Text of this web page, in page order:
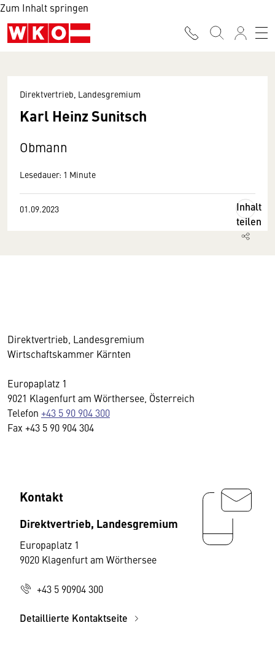
Zum Inhalt springen
Direktvertrieb, Landesgremium
Karl Heinz Sunitsch
Obmann
Lesedauer: 1 Minute
01.09.2023
Inhalt
teilen
Direktvertrieb, Landesgremium
Wirtschaftskammer Kärnten
Europaplatz 1
9021 Klagenfurt am Wörthersee, Österreich
Telefon +43 5 90 904 300
Fax +43 5 90 904 304
Kontakt
Direktvertrieb, Landesgremium
Europaplatz 1
9020 Klagenfurt am Wörthersee
+43 5 90904 300
Detaillierte Kontaktseite